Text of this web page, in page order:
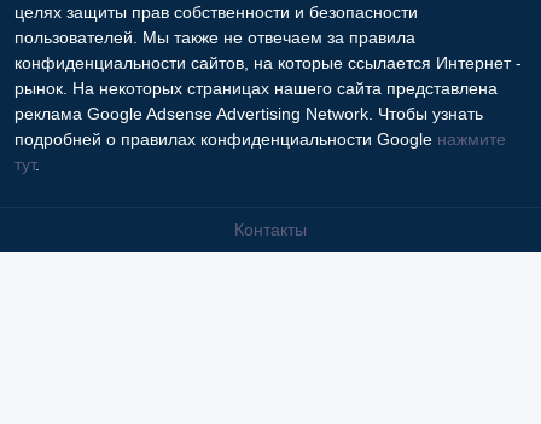
целях защиты прав собственности и безопасности
пользователей. Мы также не отвечаем за правила
конфиденциальности сайтов, на которые ссылается Интернет -
рынок. На некоторых страницах нашего сайта представлена
реклама Google Adsense Advertising Network. Чтобы узнать
подробней о правилах конфиденциальности Google нажмите
тут.
Контакты